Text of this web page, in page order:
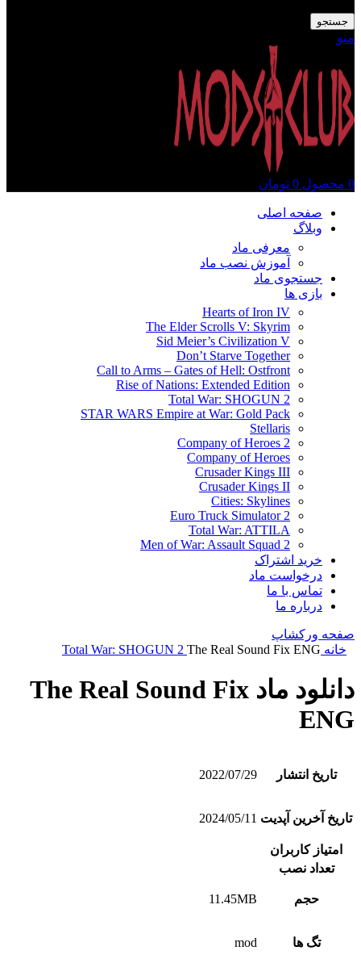
جستجو
منو
0 محصول 0 تومان
صفحه اصلی
وبلاگ
معرفی ماد
آموزش نصب ماد
جستجوی ماد
بازی ها
Hearts of Iron IV
The Elder Scrolls V: Skyrim
Sid Meier’s Civilization V
Don’t Starve Together
Call to Arms – Gates of Hell: Ostfront
Rise of Nations: Extended Edition
Total War: SHOGUN 2
STAR WARS Empire at War: Gold Pack
Stellaris
Company of Heroes 2
Company of Heroes
Crusader Kings III
Crusader Kings II
Cities: Skylines
Euro Truck Simulator 2
Total War: ATTILA
Men of War: Assault Squad 2
خرید اشتراک
درخواست ماد
تماس با ما
درباره ما
صفحه ورکشاپ
خانه
Total War: SHOGUN 2 The Real Sound Fix ENG
دانلود ماد The Real Sound Fix
ENG
تاریخ انتشار 2022/07/29
تاریخ آخرین آپدیت 2024/05/11
امتیاز کاربران
تعداد نصب
حجم 11.45MB
تگ ها mod